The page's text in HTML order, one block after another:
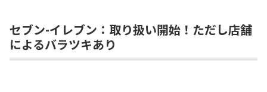
セブン-イレブン：取り扱い開始！ただし店舗
によるバラツキあり